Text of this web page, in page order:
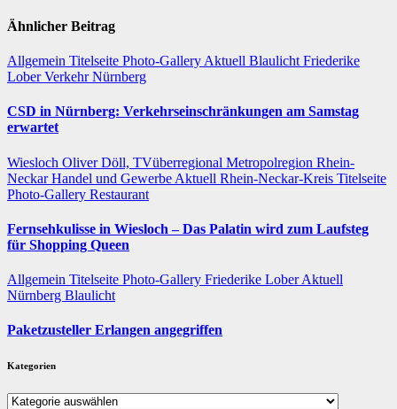
Ähnlicher Beitrag
Allgemein Titelseite Photo-Gallery Aktuell Blaulicht Friederike
LoberVerkehrNürnberg
CSD in Nürnberg: Verkehrseinschränkungen am Samstag
erwartet
Wiesloch Oliver Döll, TVüberregional Metropolregion Rhein-
Neckar Handel und Gewerbe Aktuell Rhein-Neckar-Kreis Titelseite
Photo-Gallery Restaurant
Fernsehkulisse in Wiesloch – Das Palatin wird zum Laufsteg
für Shopping Queen
Allgemein Titelseite Photo-Gallery Friederike LoberAktuell
Nürnberg Blaulicht
Paketzusteller Erlangen angegriffen
Kategorien
Kategorien